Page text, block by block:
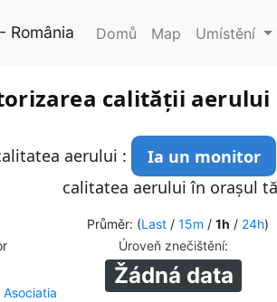
România Domů Map Umístění
calității aerului
aerului : Ia un monitor
calitatea aerului în orașul
Průměr: (Last/ 15m / 1h / 24h)
Asociatia
Úroveň znečištění:
Žádná data